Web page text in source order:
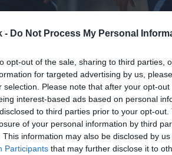
- Do Not Process My Personal
opt-out of the sale, sharing to third parties,
for targeted advertising by us,
selection. Please note that after your opt-
interest-based ads based on personal
to third parties prior to your opt-
of your personal information by third
This information may also be disclosed by
Participants that may further disclose it to
5 de noviembre
Guardar
continúa atrayendo marcas
un acuerdo con la
en patrocinador oficiala
los términos económicos